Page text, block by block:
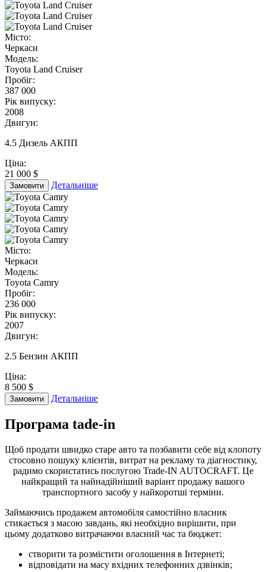
Місто:
Черкаси
Модель:
Toyota Land Cruiser
Пробіг:
387 000
Рік випуску:
2008
Двигун:
4.5 Дизель АКПП
Ціна:
21 000 $
Замовити Детальніше
Місто:
Черкаси
Модель:
Toyota Camry
Пробіг:
236 000
Рік випуску:
2007
Двигун:
2.5 Бензин АКПП
Ціна:
8 500 $
Замовити Детальніше
Програма tade-in
Щоб продати швидко старе авто та позбавити себе від клопоту
стосовно пошуку клієнтів, витрат на рекламу та діагностику,
радимо скористатись послугою Trade-IN AUTOCRAFT. Це
найкращий та найнадійніший варіант продажу вашого
транспортного засобу у найкоротші терміни.
Займаючись продажем автомобіля самостійно власник
стикається з масою завдань, які необхідно вирішити, при
цьому додатково витрачаючи власний час та бюджет:
створити та розмістити оголошення в Інтернеті;
відповідати на масу вхідних телефонних дзвінків;